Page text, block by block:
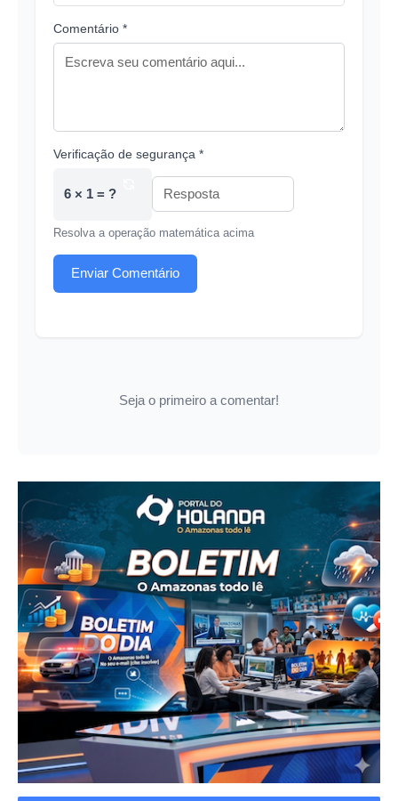
Comentário *
Verificação de segurança *
6 × 1 = ?
Resolva a operação matemática acima
Enviar Comentário
Seja o primeiro a comentar!